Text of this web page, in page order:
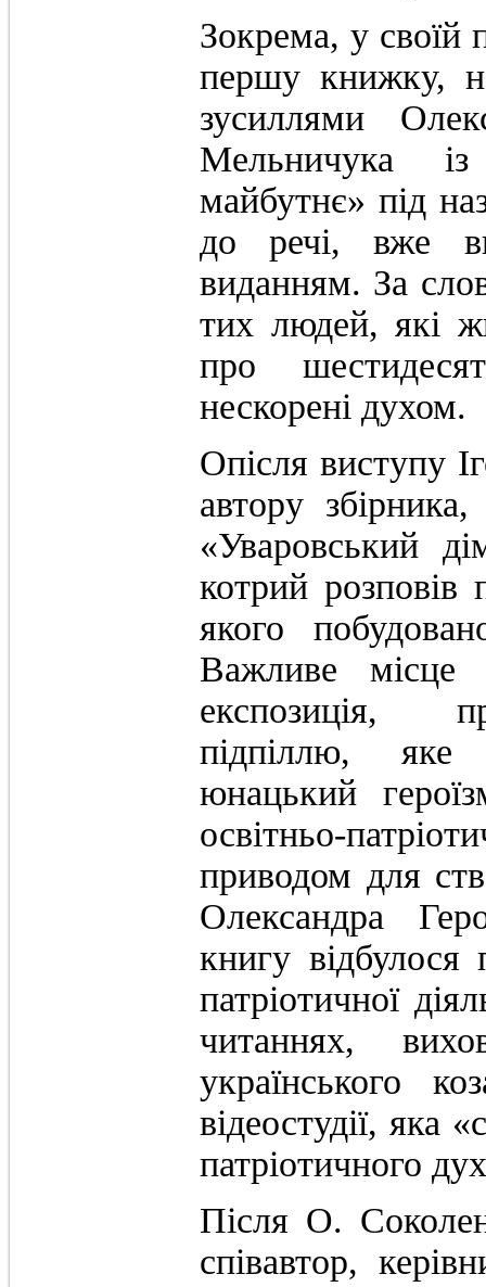
Зокрема, у своїй
першу книжку,
зусиллями
Мельничука
майбутнє» під
до речі, вже
виданням. За
тих людей, які
про
нескорені духом.
Опісля виступу
автору
«Уваровський
котрий розповів
якого
Важливе місце
експозиція,
підпіллю,
юнацький
освітньо-
приводом для
Олександра
книгу відбулося
патріотичної
читаннях,
українського
відеостудії, яка
патріотичного
Після О.
співавтор,